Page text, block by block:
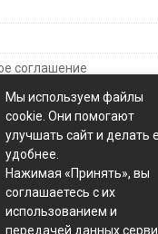
соглашение
— Политика
Мы используем файлы
cookie. Они помогают
улучшать сайт и делать
удобнее.
Нажимая «Принять», вы
соглашаетесь с их
использованием и
передачей данных